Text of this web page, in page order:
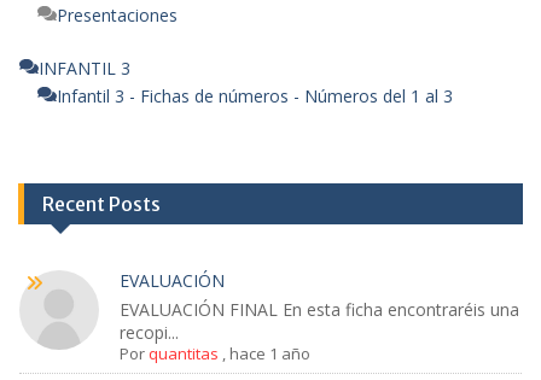
Presentaciones
INFANTIL 3
Infantil 3 - Fichas de números - Números del 1 al 3
Recent Posts
EVALUACIÓN
EVALUACIÓN FINAL En esta ficha encontraréis una
recopi...
Porquantitas , hace 1 año